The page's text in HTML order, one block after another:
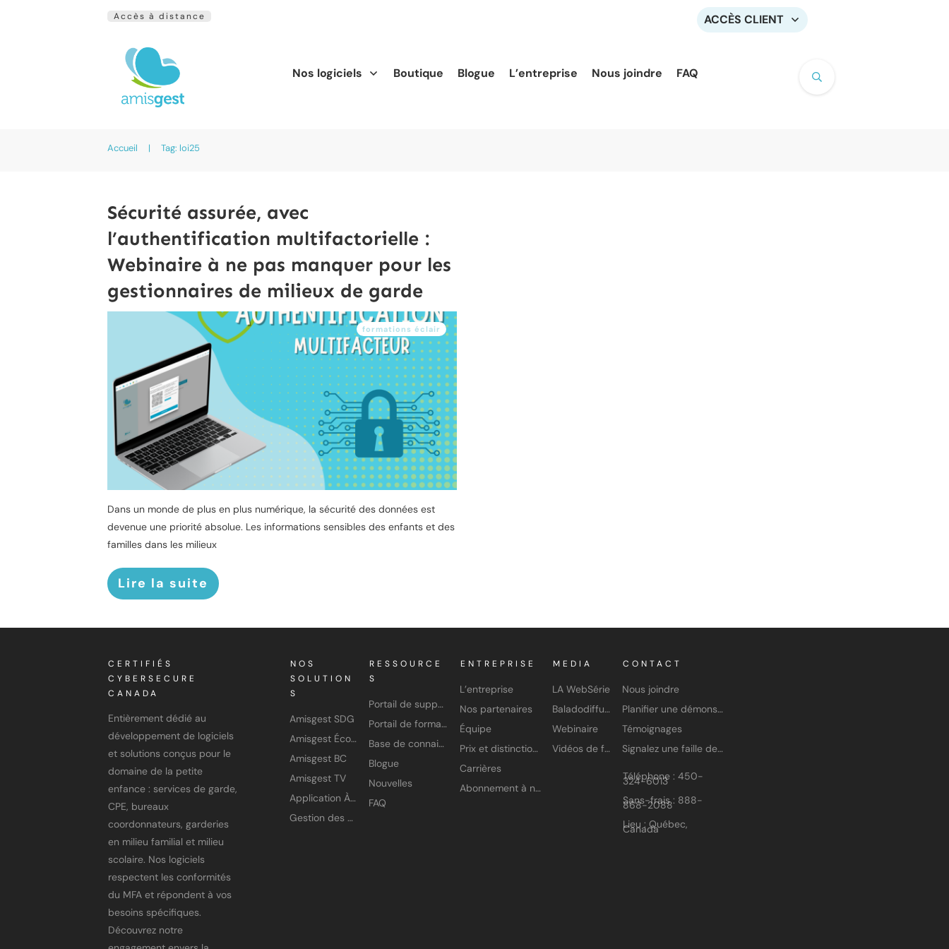
Accès à distance ACCÈS CLIENT
Nos logiciels Boutique Blogue L’entreprise Nous joindre FAQ
Accueil | Tag: loi25
Sécurité assurée, avec
l’authentification multifactorielle :
Webinaire à ne pas manquer pour les
gestionnaires de milieux de garde
formations éclair
Dans un monde de plus en plus numérique, la sécurité des données est
devenue une priorité absolue. Les informations sensibles des enfants et des
familles dans les milieux
Lire la suite
CERTIFIÉS
CYBERSECURE
CANADA
Entièrement dédié au
développement de logiciels
et solutions conçus pour le
domaine de la petite
enfance : services de garde,
CPE, bureaux
coordonnateurs, garderies
en milieu familial et milieu
scolaire. Nos logiciels
respectent les conformités
du MFA et répondent à vos
besoins spécifiques.
Découvrez notre
NOS
SOLUTION
S
Amisgest SDG
Amisgest École
Amisgest BC
Amisgest TV
Application À petits pas
Gestion des accès
RESSOURCE
S
Portail de support
Portail de formation
Base de connaissances
Blogue
Nouvelles
FAQ
ENTREPRISE
L’entreprise
Nos partenaires
Équipe
Prix et distinctions
Carrières
Abonnement à nos infolettres
MEDIA
LA WebSérie
Baladodiffusion
Webinaire
Vidéos de formation
CONTACT
Nous joindre
Planifier une démonstration
Témoignages
Signalez une faille de sécurité
Téléphone : 450-
324-6013
Sans-frais : 888-
868-2088
Lieu : Québec,
Canada